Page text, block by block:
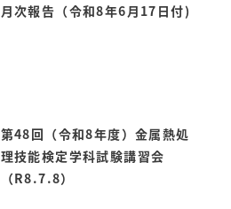
月次報告（令和8年6月17日付)
第48回（令和8年度）金属熱処
理技能検定学科試験講習会
（R8.7.8）